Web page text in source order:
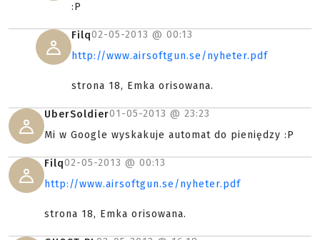
:P
Filq02-05-2013 @ 00:13
http://www.airsoftgun.se/nyheter.pdf
strona 18, Emka orisowana.
UberSoldier01-05-2013 @ 23:23
Mi w Google wyskakuje automat do pieniędzy :P
Filq02-05-2013 @ 00:13
http://www.airsoftgun.se/nyheter.pdf
strona 18, Emka orisowana.